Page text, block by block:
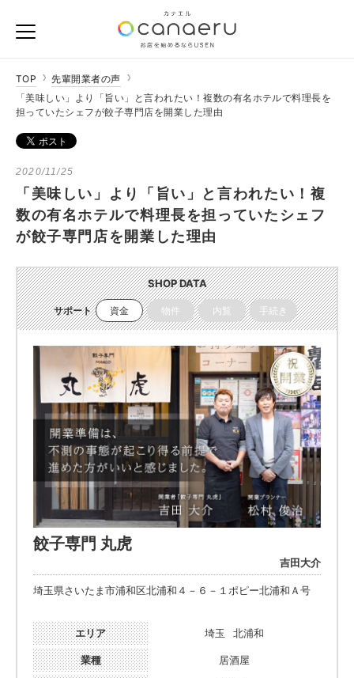
TOP
先輩開業者の声
「美味しい」より「旨い」と言われたい！複数の有名ホテルで料理長を
担っていたシェフが餃子専門店を開業した理由
2020/11/25
「美味しい」より「旨い」と言われたい！複
数の有名ホテルで料理長を担っていたシェフ
が餃子専門店を開業した理由
SHOP DATA
サポート 資金 物件 内覧 手続き
餃子専門 丸虎
吉田大介
埼玉県さいたま市浦和区北浦和４－６－１ポピー北浦和Ａ号
エリア 埼玉 北浦和
業種 居酒屋